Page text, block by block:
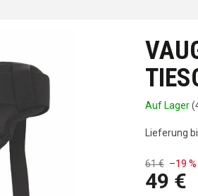
Auf Lager
Lieferung
61 € –19 %
49 €